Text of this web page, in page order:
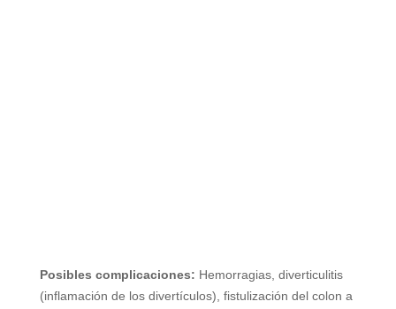
Posibles complicaciones: Hemorragias, diverticulitis
(inflamación de los divertículos), fistulización del colon a